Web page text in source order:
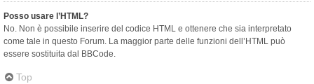
Posso usare l’HTML?
No. Non è possibile inserire del codice HTML e ottenere che sia interpretato
come tale in questo Forum. La maggior parte delle funzioni dell’HTML può
essere sostituita dal BBCode.
Top